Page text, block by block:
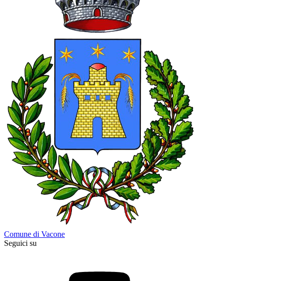
Comune di Vacone
Seguici su